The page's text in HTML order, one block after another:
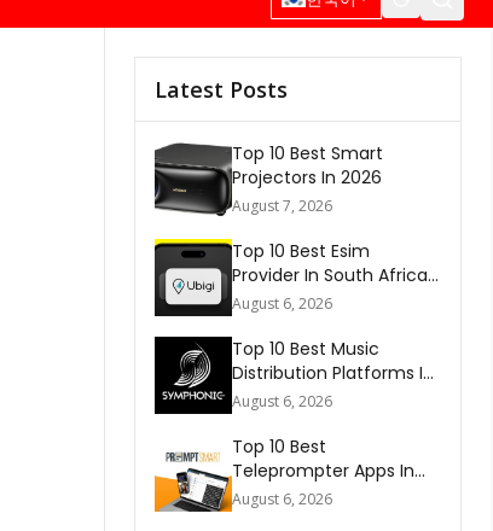
Latest Posts
Top 10 Best Smart
Projectors In 2026
August 7, 2026
Top 10 Best Esim
Provider In South Africa
2026
August 6, 2026
Top 10 Best Music
Distribution Platforms In
The World 2026
August 6, 2026
Top 10 Best
Teleprompter Apps In
2026
August 6, 2026